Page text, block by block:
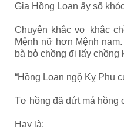
Gia Hồng Loan ấy số
Chuyện khắc vợ khắc
Mệnh nữ hơn Mệnh
bà bỏ chồng đi lấy chồng
“Hồng Loan ngộ Kỵ Phu
Tơ hồng đã dứt má hồng
Hay là: